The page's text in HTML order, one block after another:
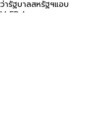
ารัฐบาลสหรัฐฯแอบ
EP.4